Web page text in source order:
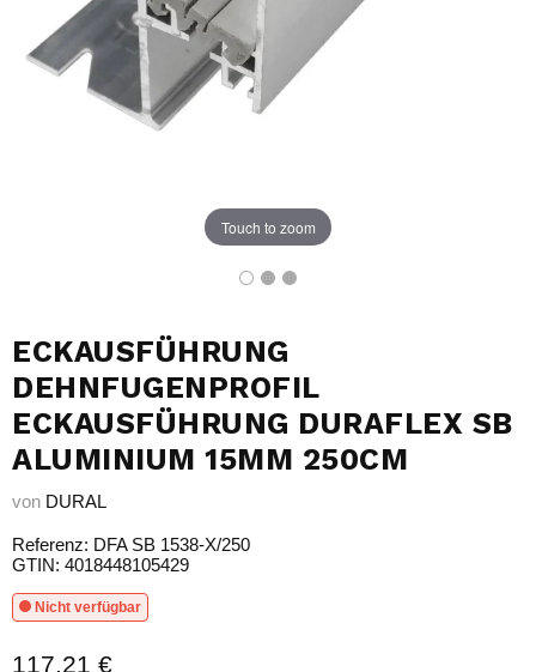
Touch to zoom
ECKAUSFÜHRUNG
DEHNFUGENPROFIL
ECKAUSFÜHRUNG DURAFLEX SB
ALUMINIUM 15MM 250CM
von DURAL
Referenz: DFA SB 1538-X/250
GTIN: 4018448105429
Nicht verfügbar
117,21 €